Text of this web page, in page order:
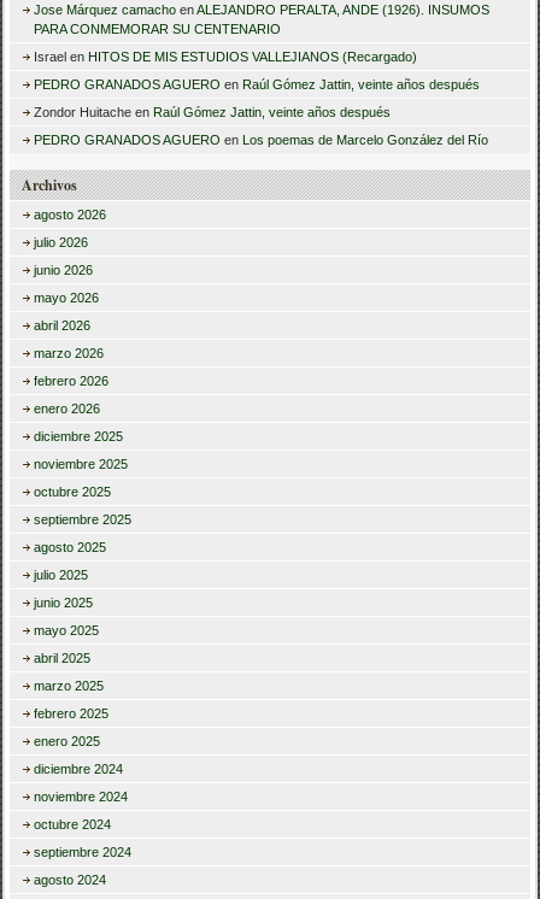
Jose Márquez camacho enALEJANDRO PERALTA, ANDE (1926). INSUMOS
PARA CONMEMORAR SU CENTENARIO
Israel en HITOS DE MIS ESTUDIOS VALLEJIANOS (Recargado)
PEDRO GRANADOS AGUERO en Raúl Gómez Jattin, veinte años después
Zondor Huitache en Raúl Gómez Jattin, veinte años después
PEDRO GRANADOS AGUERO en Los poemas de Marcelo González del Río
Archivos
agosto 2026
julio 2026
junio 2026
mayo 2026
abril 2026
marzo 2026
febrero 2026
enero 2026
diciembre 2025
noviembre 2025
octubre 2025
septiembre 2025
agosto 2025
julio 2025
junio 2025
mayo 2025
abril 2025
marzo 2025
febrero 2025
enero 2025
diciembre 2024
noviembre 2024
octubre 2024
septiembre 2024
agosto 2024